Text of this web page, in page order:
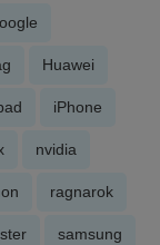
Huawei
iPhone
nvidia
ragnarok
samsung